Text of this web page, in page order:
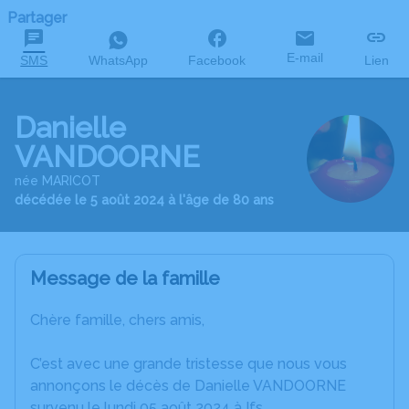
Partager
SMS WhatsApp Facebook E-mail Lien
Danielle
VANDOORNE
née MARICOT
décédée le 5 août 2024 à l'âge de 80 ans
Message de la famille
Chère famille, chers amis,
C’est avec une grande tristesse que nous vous
annonçons le décès de Danielle VANDOORNE